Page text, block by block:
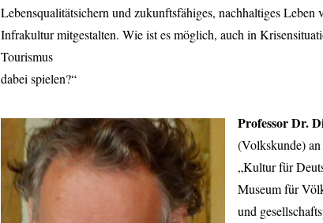
Lebensqualitätsichern und zukunftsfähiges, nachhaltiges
Infrakultur mitgestalten. Wie ist es möglich, auch in
Tourismus
dabei spielen?“
Professor Dr.
(Volkskunde)
„Kultur für
Museum für
und